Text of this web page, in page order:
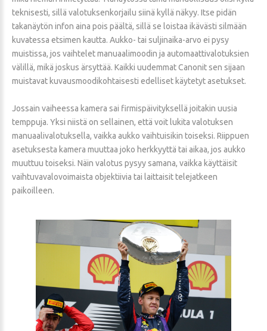
teknisesti, sillä valotuksenkorjailu siinä kyllä näkyy. Itse pidän
takanäytön infon aina pois päältä, sillä se loistaa ikävästi silmään
kuvatessa etsimen kautta. Aukko- tai suljinaika-arvo ei pysy
muistissa, jos vaihtelet manuaalimoodin ja automaattivalotuksien
välillä, mikä joskus ärsyttää. Kaikki uudemmat Canonit sen sijaan
muistavat kuvausmoodikohtaisesti edelliset käytetyt asetukset.
Jossain vaiheessa kamera sai firmispäivityksellä joitakin uusia
temppuja. Yksi niistä on sellainen, että voit lukita valotuksen
manuaalivalotuksella, vaikka aukko vaihtuisikin toiseksi. Riippuen
asetuksesta kamera muuttaa joko herkkyyttä tai aikaa, jos aukko
muuttuu toiseksi. Näin valotus pysyy samana, vaikka käyttäisit
vaihtuvavalovoimaista objektiivia tai laittaisit telejatkeen
paikoilleen.